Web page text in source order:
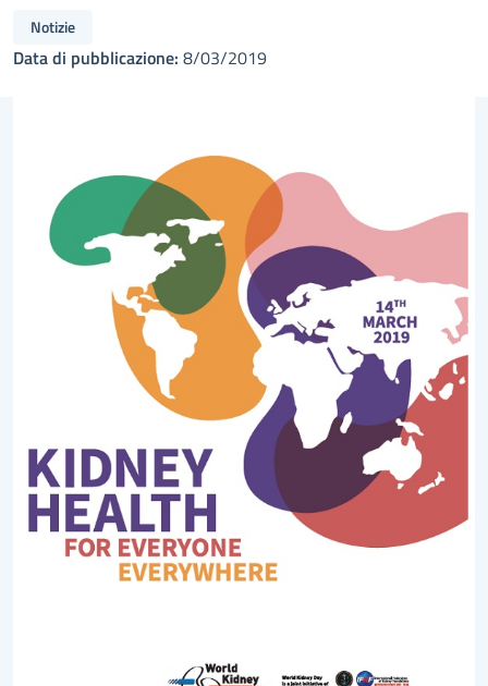
Notizie
Data di pubblicazione: 8/03/2019